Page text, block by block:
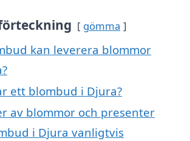
gömma
kan leverera blommor
ett blombud i Djura?
av blommor och presenter
i Djura vanligtvis